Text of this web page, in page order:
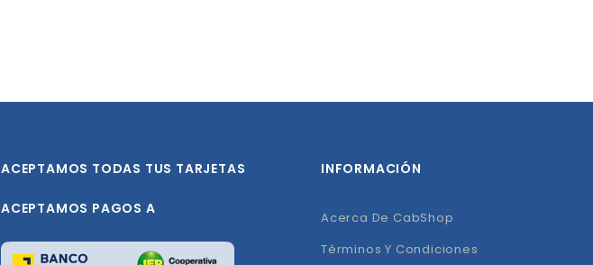
ACEPTAMOS TODAS TUS TARJETAS
ACEPTAMOS PAGOS A
INFORMACIÓN
Acerca De CabShop
Términos Y Condiciones